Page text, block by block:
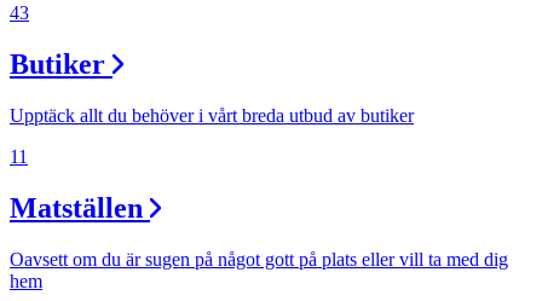
Presentkort
Min Shopping-app
43
Butiker
Upptäck allt du behöver i vårt breda utbud av butiker
11
Matställen
Oavsett om du är sugen på något gott på plats eller vill ta med dig
hem